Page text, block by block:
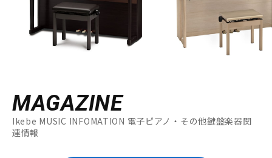
MAGAZINE
Ikebe MUSIC INFOMATION 電子ピアノ・その他鍵盤楽器関
連情報